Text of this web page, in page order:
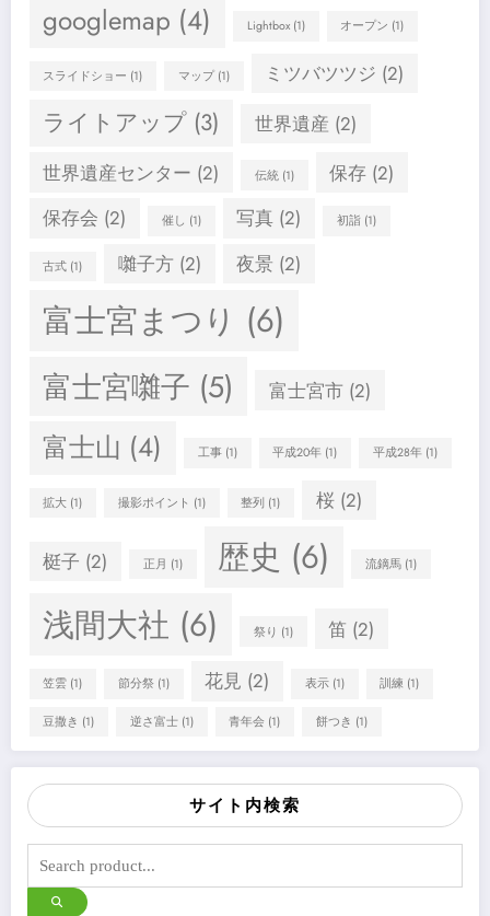
googlemap (4) Lightbox(1) オープン (1)
スライドショー (1) マップ(1) ミツバツツジ (2)
ライトアップ (3) 世界遺産 (2)
世界遺産センター (2) 伝統(1) 保存 (2)
保存会 (2) 催し (1) 写真 (2) 初詣(1)
古式 (1) 囃子方(2) 夜景 (2)
富士宮まつり (6)
富士宮囃子 (5) 富士宮市(2)
富士山 (4) 工事(1) 平成20年 (1) 平成28年(1)
拡大 (1) 撮影ポイント (1) 整列 (1) 桜(2)
梃子 (2) 正月 (1) 歴史 (6) 流鏑馬(1)
浅間大社 (6) 祭り (1) 笛 (2)
笠雲 (1) 節分祭(1) 花見 (2) 表示(1) 訓練 (1)
豆撒き (1) 逆さ富士(1) 青年会 (1) 餅つき (1)
サイト内検索